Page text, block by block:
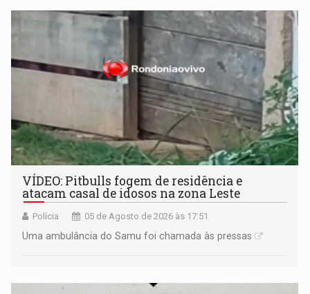
VÍDEO: Pitbulls fogem de residência e
atacam casal de idosos na zona Leste
Polícia 05 de Agosto de 2026 às 17:51
Uma ambulância do Samu foi chamada às pressas